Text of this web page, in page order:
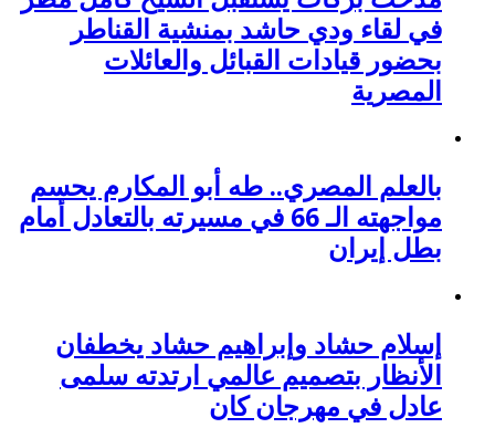
في لقاء ودي حاشد بمنشية القناطر
بحضور قيادات القبائل والعائلات
المصرية
بالعلم المصري.. طه أبو المكارم يحسم
مواجهته الـ 66 في مسيرته بالتعادل أمام
بطل إيران
إسلام حشاد وإبراهيم حشاد يخطفان
الأنظار بتصميم عالمي ارتدته سلمى
عادل في مهرجان كان